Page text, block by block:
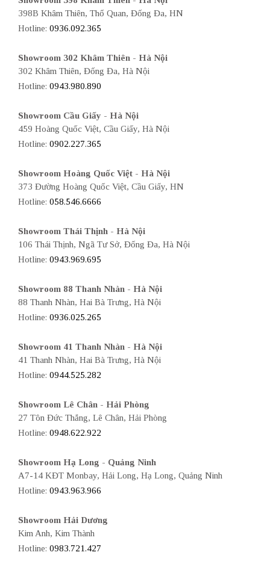
398B Khâm Thiên, Thổ Quan, Đống Đa, HN
Hotline: 0936.092.365
Showroom 302 Khâm Thiên - Hà Nội
302 Khâm Thiên, Đống Đa, Hà Nội
Hotline: 0943.980.890
Showroom Cầu Giấy - Hà Nội
459 Hoàng Quốc Việt, Cầu Giấy, Hà Nội
Hotline: 0902.227.365
Showroom Hoàng Quốc Việt - Hà Nội
373 Đường Hoàng Quốc Việt, Cầu Giấy, HN
Hotline: 058.546.6666
Showroom Thái Thịnh - Hà Nội
106 Thái Thịnh, Ngã Tư Sở, Đống Đa, Hà Nội
Hotline: 0943.969.695
Showroom 88 Thanh Nhàn - Hà Nội
88 Thanh Nhàn, Hai Bà Trưng, Hà Nội
Hotline: 0936.025.265
Showroom 41 Thanh Nhàn - Hà Nội
41 Thanh Nhàn, Hai Bà Trưng, Hà Nội
Hotline: 0944.525.282
Showroom Lê Chân - Hải Phòng
27 Tôn Đức Thắng, Lê Chân, Hải Phòng
Hotline: 0948.622.922
Showroom Hạ Long - Quảng Ninh
A7-14 KĐT Monbay, Hải Long, Hạ Long, Quảng Ninh
Hotline: 0943.963.966
Showroom Hải Dương
Kim Anh, Kim Thành
Hotline: 0983.721.427